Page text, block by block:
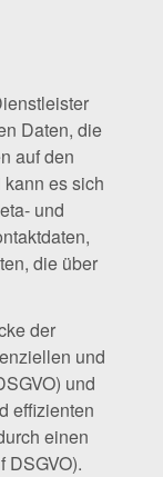
Daten, die
auf den
es sich
und
die über
der
und
und
effizienten
einen
DSGVO).